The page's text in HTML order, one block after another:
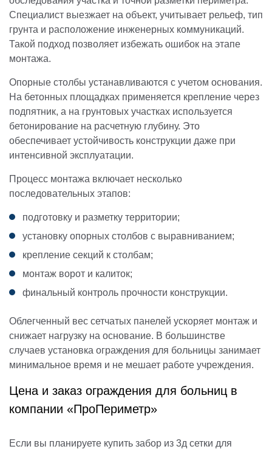
Специалист выезжает на объект, учитывает рельеф, тип
грунта и расположение инженерных коммуникаций.
Такой подход позволяет избежать ошибок на этапе
монтажа.
Опорные столбы устанавливаются с учетом основания.
На бетонных площадках применяется крепление через
подпятник, а на грунтовых участках используется
бетонирование на расчетную глубину. Это
обеспечивает устойчивость конструкции даже при
интенсивной эксплуатации.
Процесс монтажа включает несколько
последовательных этапов:
подготовку и разметку территории;
установку опорных столбов с выравниванием;
крепление секций к столбам;
монтаж ворот и калиток;
финальный контроль прочности конструкции.
Облегченный вес сетчатых панелей ускоряет монтаж и
снижает нагрузку на основание. В большинстве
случаев установка ограждения для больницы занимает
минимальное время и не мешает работе учреждения.
Цена и заказ ограждения для больниц в
компании «ПроПериметр»
Если вы планируете купить забор из 3д сетки для